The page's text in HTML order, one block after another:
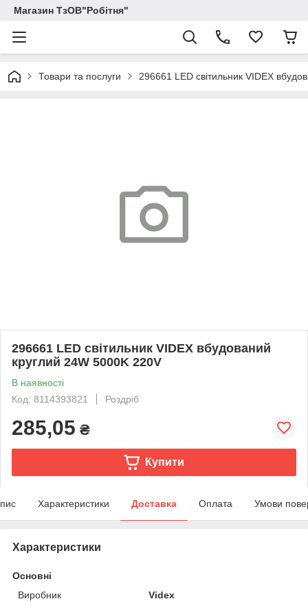
Магазин ТзОВ"Робітня"
Товари та послуги 296661 LED світильник VIDEX
296661 LED світильник VIDEX вбудований
круглий 24W 5000K 220V
В наявності
Код: 8114393821
Роздріб
285,05 ₴
Купити
Характеристики Доставка Оплата Умови
Характеристики
Основні
Виробник
Videx